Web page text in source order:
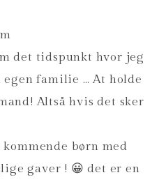
det tidspunkt hvor jeg
familie … At holde
Altså hvis det sker
børn med
gaver ! 😀 det er en